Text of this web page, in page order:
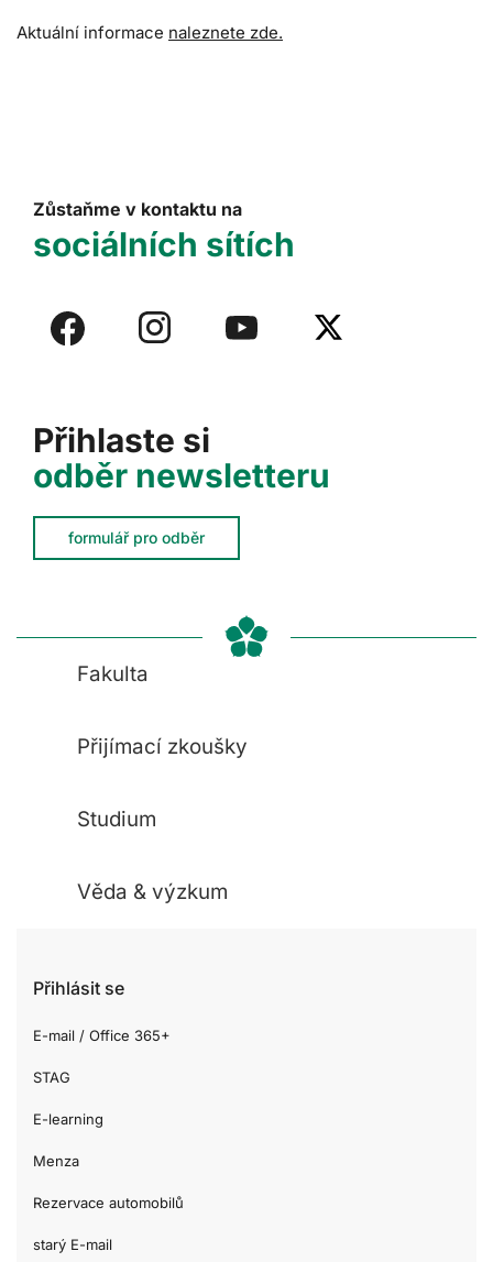
Aktuální informace naleznete zde.
Přihlaste si
odběr newsletteru
formulář pro odběr
Zůstaňme v kontaktu na
sociálních sítích
Fakulta
Přijímací zkoušky
Studium
Věda & výzkum
Přihlásit se
E-mail / Office 365+
STAG
E-learning
Menza
Rezervace automobilů
starý E-mail